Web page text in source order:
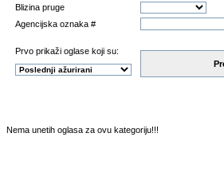
Blizina pruge
Agencijska oznaka #
Prvo prikaži oglase koji su:
Nema unetih oglasa za ovu kategoriju!!!